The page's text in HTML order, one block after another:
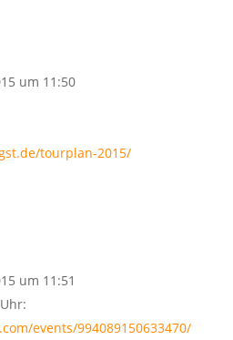
um 11:50
tourplan-2015/
um 11:51
events/994089150633470/